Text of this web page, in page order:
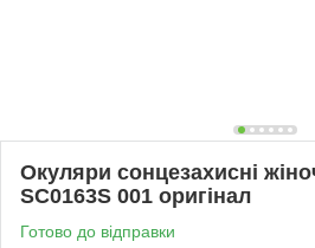
Окуляри сонцезахисні
SC0163S 001 оригінал
Готово до відправки